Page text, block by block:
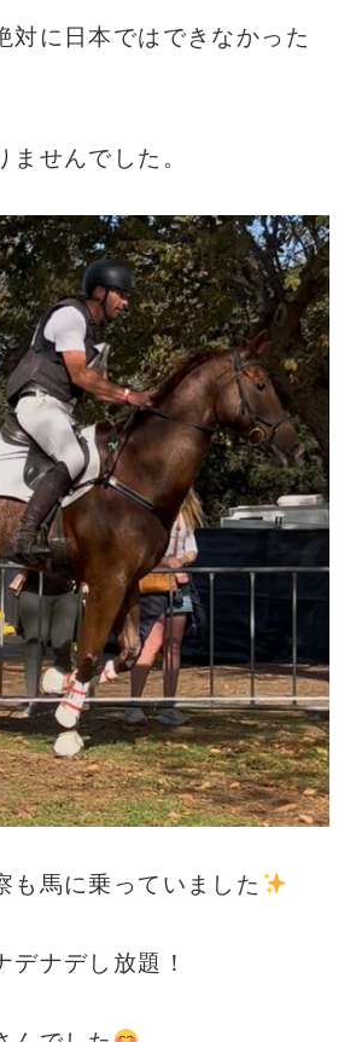
対に日本ではできなかった
せんでした。
も馬に乗っていました
デナデし放題！